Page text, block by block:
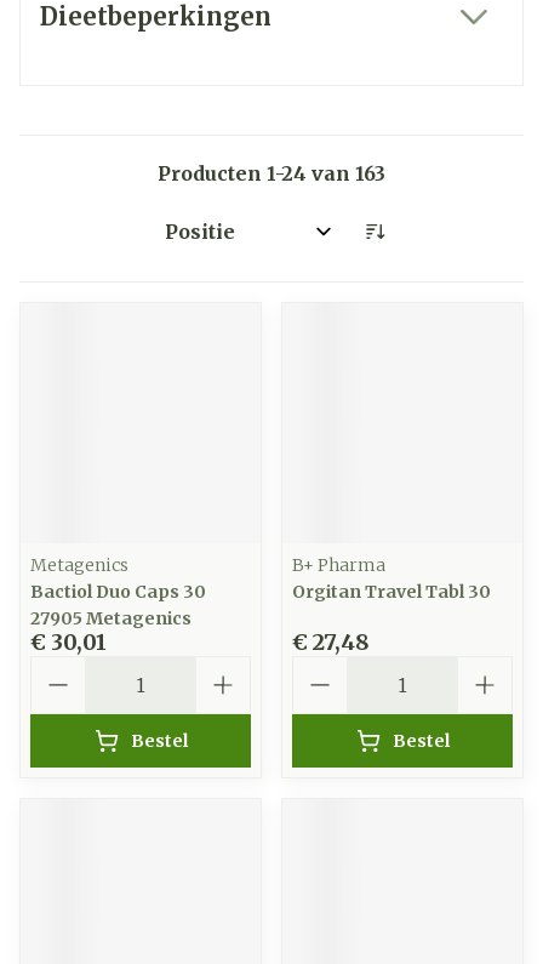
Dieetbeperkingen
Producten 1-24 van 163
Sorteer op:
Metagenics
Bactiol Duo Caps 30
27905 Metagenics
€ 30,01
Bestel
B+ Pharma
Orgitan Travel Tabl 30
€ 27,48
Bestel